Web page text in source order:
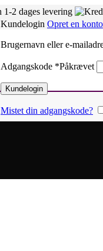
1-2 dages levering
Kundelogin Opret en konto
Brugernavn eller e-
Adgangskode *Påkrævet
Kundelogin
Mistet din adgangskode?